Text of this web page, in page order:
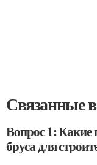
Связанные
Вопрос 1: Какие
бруса для